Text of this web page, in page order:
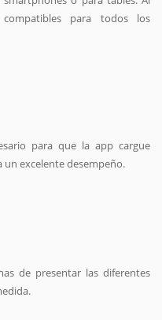
compatibles para todos los
para que la app cargue
excelente desempeño.
de presentar las diferentes